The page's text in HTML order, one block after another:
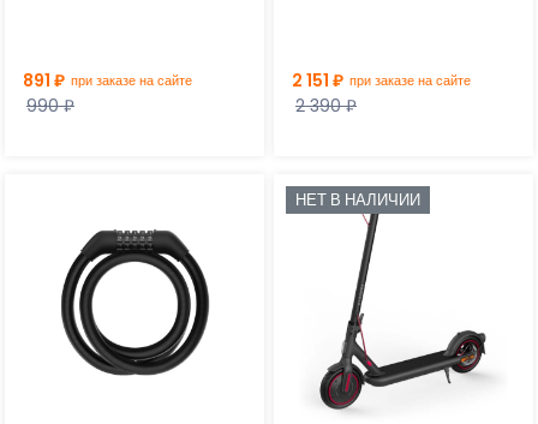
891 ₽ при заказе на сайте
990 ₽
2 151 ₽ при заказе на сайте
2 390 ₽
НЕТ В НАЛИЧИИ